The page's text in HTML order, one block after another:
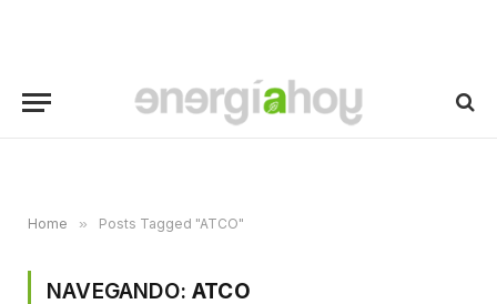
Home » Posts Tagged "ATCO"
NAVEGANDO:ATCO